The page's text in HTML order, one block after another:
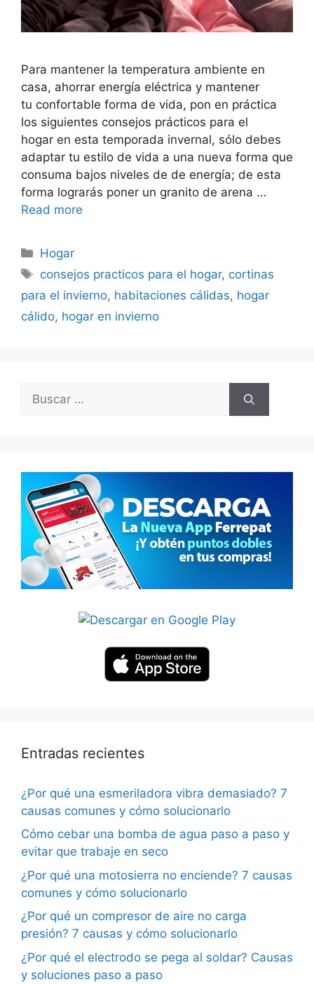
Para mantener la temperatura ambiente en
casa, ahorrar energía eléctrica y mantener
tu confortable forma de vida, pon en práctica
los siguientes consejos prácticos para el
hogar en esta temporada invernal, sólo debes
adaptar tu estilo de vida a una nueva forma que
consuma bajos niveles de de energía; de esta
forma lograrás poner un granito de arena …
Read more
Categorías
Hogar
Etiquetas
consejos practicos para el hogar, cortinas
para el invierno, habitaciones cálidas, hogar
cálido, hogar en invierno
Buscar:
Entradas recientes
¿Por qué una esmeriladora vibra demasiado? 7
causas comunes y cómo solucionarlo
Cómo cebar una bomba de agua paso a paso y
evitar que trabaje en seco
¿Por qué una motosierra no enciende? 7 causas
comunes y cómo solucionarlo
¿Por qué un compresor de aire no carga
presión? 7 causas y cómo solucionarlo
¿Por qué el electrodo se pega al soldar? Causas
y soluciones paso a paso